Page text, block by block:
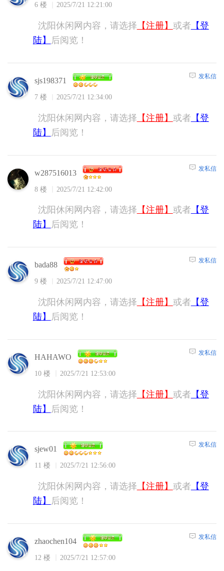
6 楼 2025/7/21 12:21:00
沈阳休闲网内容，请选择 【注册】 或者 【登
陆】
后阅览！
sjs198371
7 楼 2025/7/21 12:34:00
发私信
沈阳休闲网内容，请选择 【注册】 或者 【登
陆】
后阅览！
w287516013
8 楼 2025/7/21 12:42:00
发私信
沈阳休闲网内容，请选择 【注册】 或者 【登
陆】
后阅览！
bada88
9 楼 2025/7/21 12:47:00
发私信
沈阳休闲网内容，请选择 【注册】 或者 【登
陆】
后阅览！
HAHAWO
10 楼 2025/7/21 12:53:00
发私信
沈阳休闲网内容，请选择 【注册】 或者 【登
陆】
后阅览！
sjew01
11 楼 2025/7/21 12:56:00
发私信
沈阳休闲网内容，请选择 【注册】 或者 【登
陆】
后阅览！
zhaochen104
12 楼 2025/7/21 12:57:00
发私信